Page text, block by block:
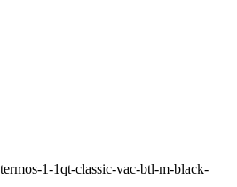
1-1qt-classic-vac-btl-m-black-